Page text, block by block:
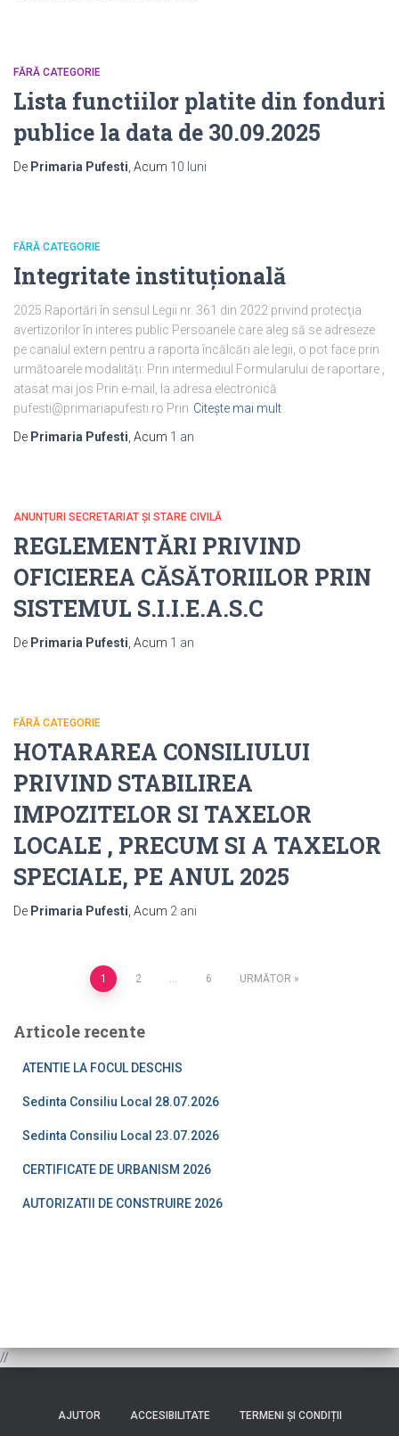
FĂRĂ CATEGORIE
Lista functiilor platite din fonduri
publice la data de 30.09.2025
De Primaria Pufesti , Acum 10 luni
FĂRĂ CATEGORIE
Integritate instituțională
2025 Raportări în sensul Legii nr. 361 din 2022 privind protecţia
avertizorilor în interes public Persoanele care aleg să se adreseze
pe canalul extern pentru a raporta încălcări ale legii, o pot face prin
următoarele modalități: Prin intermediul Formularului de raportare ,
atasat mai jos Prin e-mail, la adresa electronică
pufesti@primariapufesti.ro Prin Citește mai mult
De Primaria Pufesti , Acum 1 an
ANUNȚURI SECRETARIAT ȘI STARE CIVILĂ
REGLEMENTĂRI PRIVIND
OFICIEREA CĂSĂTORIILOR PRIN
SISTEMUL S.I.I.E.A.S.C
De Primaria Pufesti , Acum 1 an
FĂRĂ CATEGORIE
HOTARAREA CONSILIULUI
PRIVIND STABILIREA
IMPOZITELOR SI TAXELOR
LOCALE , PRECUM SI A TAXELOR
SPECIALE, PE ANUL 2025
De Primaria Pufesti , Acum 2 ani
Paginație
articole
1 2 … 6 URMĂTOR
Articole recente
ATENTIE LA FOCUL DESCHIS
Sedinta Consiliu Local 28.07.2026
Sedinta Consiliu Local 23.07.2026
CERTIFICATE DE URBANISM 2026
AUTORIZATII DE CONSTRUIRE 2026
//
AJUTOR ACCESIBILITATE TERMENI ȘI CONDIȚII